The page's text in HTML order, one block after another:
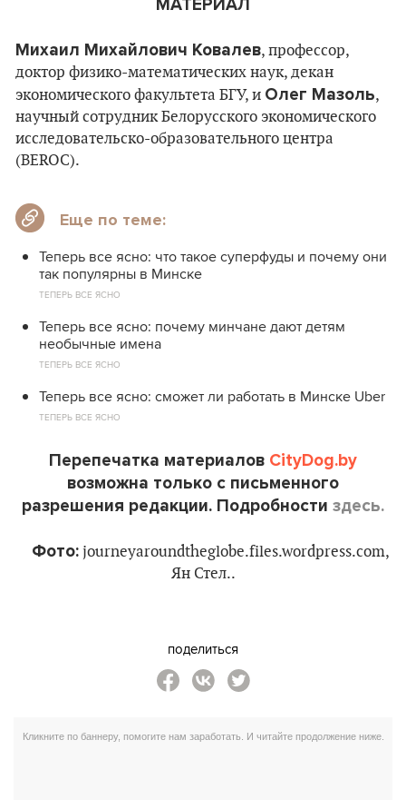
МАТЕРИАЛ
Михаил Михайлович Ковалев, профессор,
доктор физико-математических наук, декан
экономического факультета БГУ, и Олег Мазоль,
научный сотрудник Белорусского экономического
исследовательско-образовательного центра
(BEROC).
Еще по теме:
Теперь все ясно: что такое суперфуды и почему они
так популярны в Минске
ТЕПЕРЬ ВСЕ ЯСНО
Теперь все ясно: почему минчане дают детям
необычные имена
ТЕПЕРЬ ВСЕ ЯСНО
Теперь все ясно: сможет ли работать в Минске Uber
ТЕПЕРЬ ВСЕ ЯСНО
Перепечатка материалов CityDog.by
возможна только с письменного
разрешения редакции. Подробности здесь.
Фото: journeyaroundtheglobe.files.wordpress.com,
Ян Стел..
поделиться